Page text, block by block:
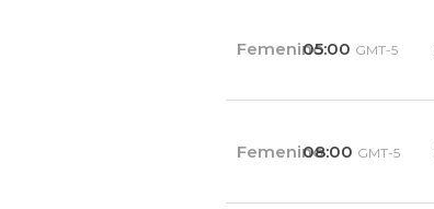
Femenino05:00 GMT-5
Femenino08:00 GMT-5